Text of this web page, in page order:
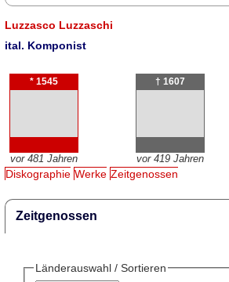
Luzzasco Luzzaschi
ital. Komponist
* 1545
vor 481 Jahren
† 1607
vor 419 Jahren
Diskographie Werke Zeitgenossen
Zeitgenossen
Länderauswahl / Sortieren